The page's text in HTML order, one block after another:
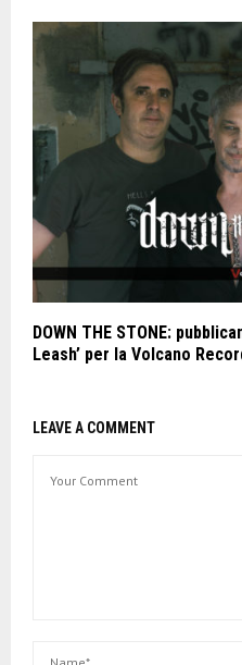
DOWN THE STONE:
Leash’ per la Volcano
LEAVE A COMMENT